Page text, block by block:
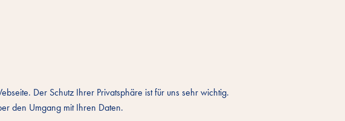
Der Schutz Ihrer Privatsphäre ist für uns sehr wichtig.
den Umgang mit Ihren Daten.